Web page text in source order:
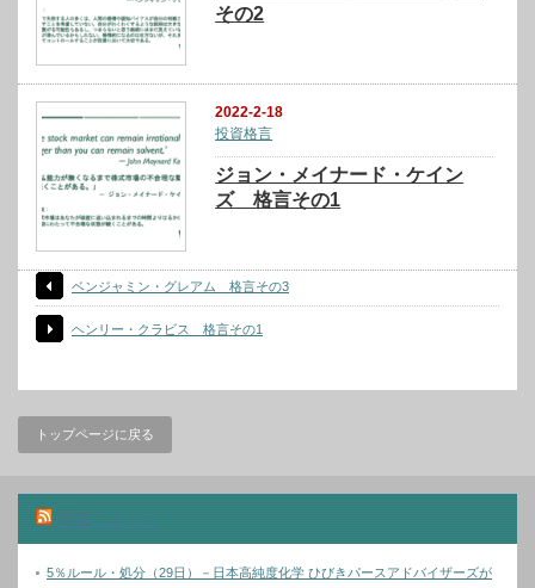
その2
2022-2-18
投資格言
ジョン・メイナード・ケイン
ズ 格言その1
ベンジャミン・グレアム 格言その3
ヘンリー・クラビス 格言その1
トップページに戻る
関連ニュース
5％ルール・処分（29日）－日本高純度化学 ひびきパースアドバイザーズが